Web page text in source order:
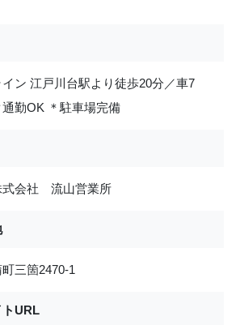
ン 江戸川台駅より徒歩20分／車7
勤OK ＊駐車場完備
式会社 流山営業所
三箇2470-1
トURL